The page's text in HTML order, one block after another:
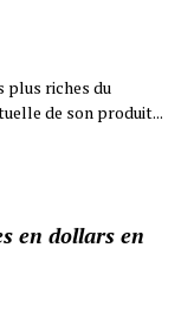
plus riches du
de son produit...
en dollars en